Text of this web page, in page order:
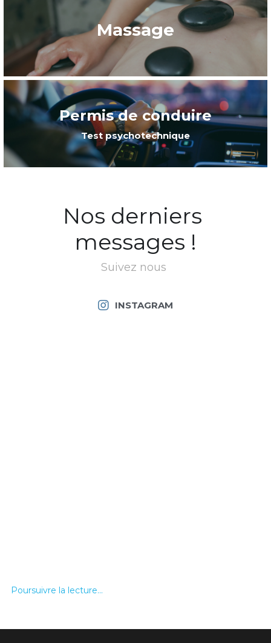
Massage
Permis de conduire
Test psychotechnique
Nos derniers
messages !
Suivez nous
INSTAGRAM
Poursuivre la lecture...